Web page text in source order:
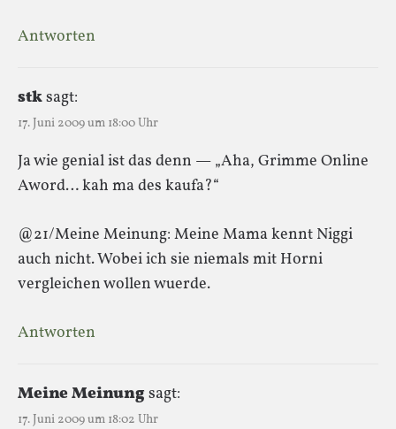
Antworten
stksagt:
17. Juni 2009 um 18:00 Uhr
Ja wie genial ist das denn — „Aha, Grimme Online
Aword… kah ma des kaufa?“
@21/Meine Meinung: Meine Mama kennt Niggi
auch nicht. Wobei ich sie niemals mit Horni
vergleichen wollen wuerde.
Antworten
Meine Meinungsagt:
17. Juni 2009 um 18:02 Uhr